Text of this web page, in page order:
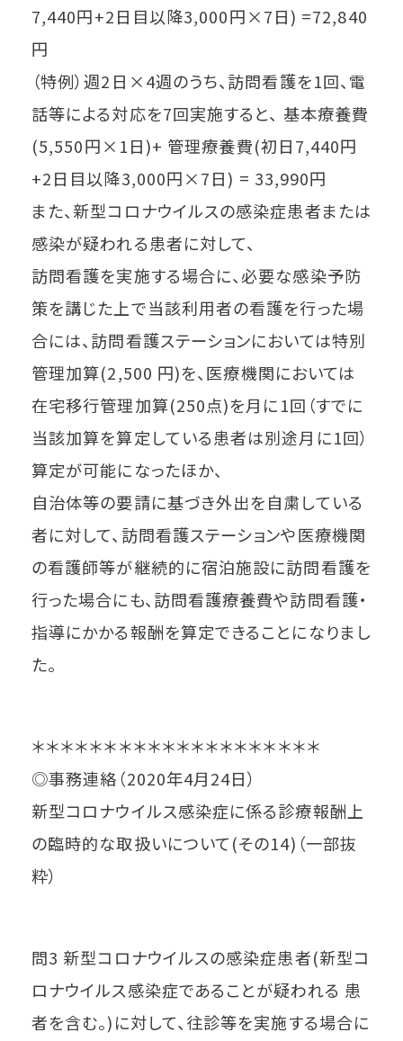
7,440円+2日目以降3,000円×7日) =72,840
円
（特例）週2日×4週のうち、訪問看護を1回、電
話等による対応を7回実施すると、 基本療養費
(5,550円×1日)+ 管理療養費(初日7,440円
+2日目以降3,000円×7日) = 33,990円
また、新型コロナウイルスの感染症患者または
感染が疑われる患者に対して、
訪問看護を実施する場合に、必要な感染予防
策を講じた上で当該利用者の看護を行った場
合には、訪問看護ステーションにおいては特別
管理加算(2,500 円)を、医療機関においては
在宅移行管理加算(250点)を月に1回（すでに
当該加算を算定している患者は別途月に1回）
算定が可能になったほか、
自治体等の要請に基づき外出を自粛している
者に対して、訪問看護ステーションや医療機関
の看護師等が継続的に宿泊施設に訪問看護を
行った場合にも、訪問看護療養費や訪問看護・
指導にかかる報酬を算定できることになりまし
た。
＊＊＊＊＊＊＊＊＊＊＊＊＊＊＊＊＊＊＊＊
◎事務連絡（2020年4月24日）
新型コロナウイルス感染症に係る診療報酬上
の臨時的な取扱いについて(その14)（一部抜
粋）
問3 新型コロナウイルスの感染症患者(新型コ
ロナウイルス感染症であることが疑われる 患
者を含む。)に対して、往診等を実施する場合に